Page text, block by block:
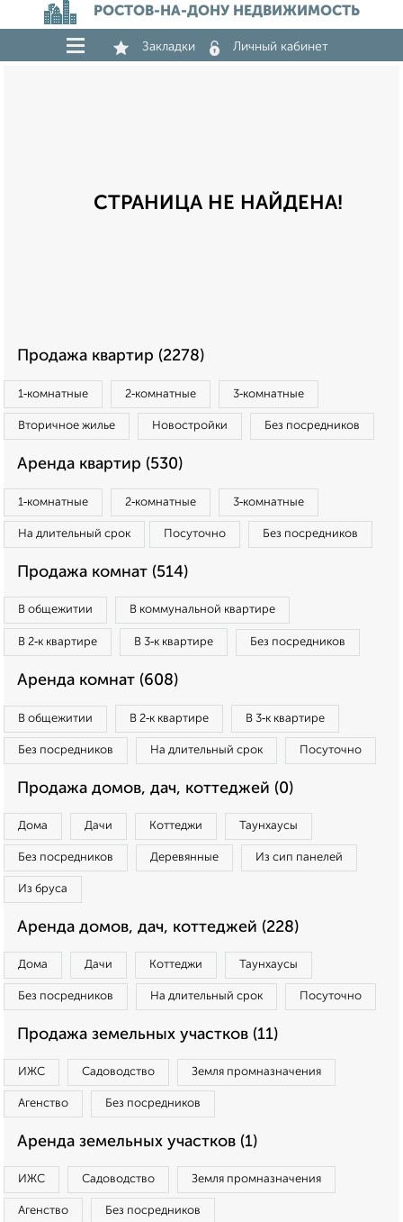
РОСТОВ-НА-ДОНУ НЕДВИЖИМОСТЬ
Закладки Личный кабинет
СТРАНИЦА НЕ НАЙДЕНА!
Продажа квартир (2278)
1‑комнатные 2‑комнатные 3‑комнатные
Вторичное жилье Новостройки Без посредников
Аренда квартир (530)
1‑комнатные 2‑комнатные 3‑комнатные
На длительный срок Посуточно Без посредников
Продажа комнат (514)
В общежитии В коммунальной квартире
В 2‑к квартире В 3‑к квартире Без посредников
Аренда комнат (608)
В общежитии В 2‑к квартире В 3‑к квартире
Без посредников На длительный срок Посуточно
Продажа домов, дач, коттеджей (0)
Дома Дачи Коттеджи Таунхаусы
Без посредников Деревянные Из сип панелей
Из бруса
Аренда домов, дач, коттеджей (228)
Дома Дачи Коттеджи Таунхаусы
Без посредников На длительный срок Посуточно
Продажа земельных участков (11)
ИЖС Садоводство Земля промназначения
Агенство Без посредников
Аренда земельных участков (1)
ИЖС Садоводство Земля промназначения
Агенство Без посредников